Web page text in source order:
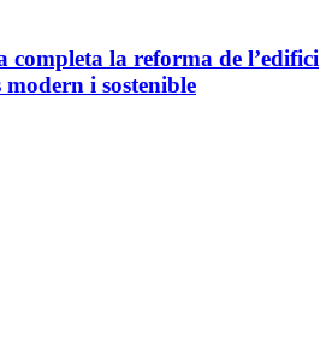
completa la reforma de l’edifici
i sostenible